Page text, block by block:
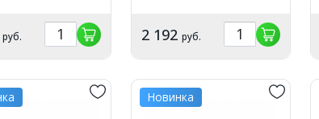
руб. 2 192 руб.
Новинка